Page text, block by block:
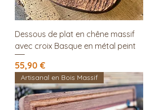
Dessous de plat en chêne massif
avec croix Basque en métal peint
Prix
55,90 €
Artisanal en Bois Massif